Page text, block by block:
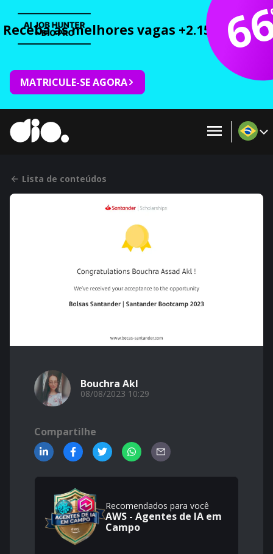
Receba as melhores vagas +2.150 cursos
MATRICULE-SE AGORA
Lista de conteúdos
Bouchra Akl
08/08/2023 10:29
Compartilhe
Recomendados para você
AWS - Agentes de IA em
Campo